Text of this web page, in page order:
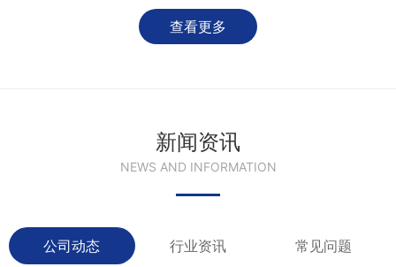
查看更多
新闻资讯
NEWS AND INFORMATION
公司动态 行业资讯 常见问题